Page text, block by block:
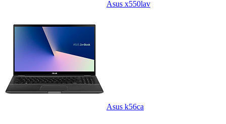
Asus x550lav
Asus k56ca